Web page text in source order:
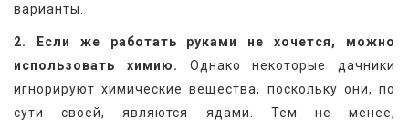
варианты.
2. Если же работать руками не хочется, можно
использовать химию.
Однако некоторые дачники
игнорируют химические вещества, поскольку они, по
сути своей, являются ядами. Тем не менее,